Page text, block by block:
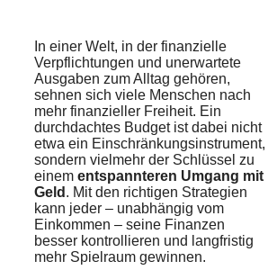
In einer Welt, in der finanzielle
Verpflichtungen und unerwartete
Ausgaben zum Alltag gehören,
sehnen sich viele Menschen nach
mehr finanzieller Freiheit. Ein
durchdachtes Budget ist dabei nicht
etwa ein Einschränkungsinstrument,
sondern vielmehr der Schlüssel zu
einem entspannteren Umgang mit
Geld . Mit den richtigen Strategien
kann jeder – unabhängig vom
Einkommen – seine Finanzen
besser kontrollieren und langfristig
mehr Spielraum gewinnen.